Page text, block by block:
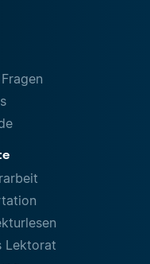
Lektorat